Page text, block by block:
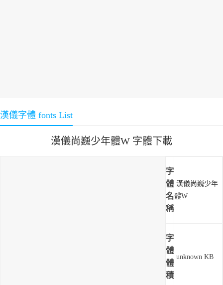
漢儀字體 fonts List
漢儀尚巍少年體W 字體下載
字
體
名
稱
漢儀尚巍少年
體W
字
體
體
積
unknown KB